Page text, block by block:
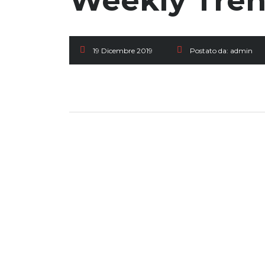
19 Dicembre 2019 Postato da: admin